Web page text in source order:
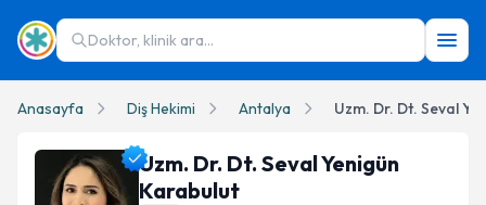
Doktor, klinik ara...
Anasayfa Diş Hekimi Antalya Uzm. Dr. Dt. Seval
Uzm. Dr. Dt. Seval Yenigün
Karabulut